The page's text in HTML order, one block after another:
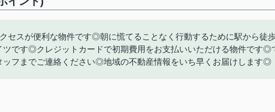
セスが便利な物件です◎朝に慌てることなく行動するために駅から徒
です◎クレジットカードで初期費用をお支払いいただける物件です◎
ッフまでご連絡ください◎地域の不動産情報をいち早くお届けします◎